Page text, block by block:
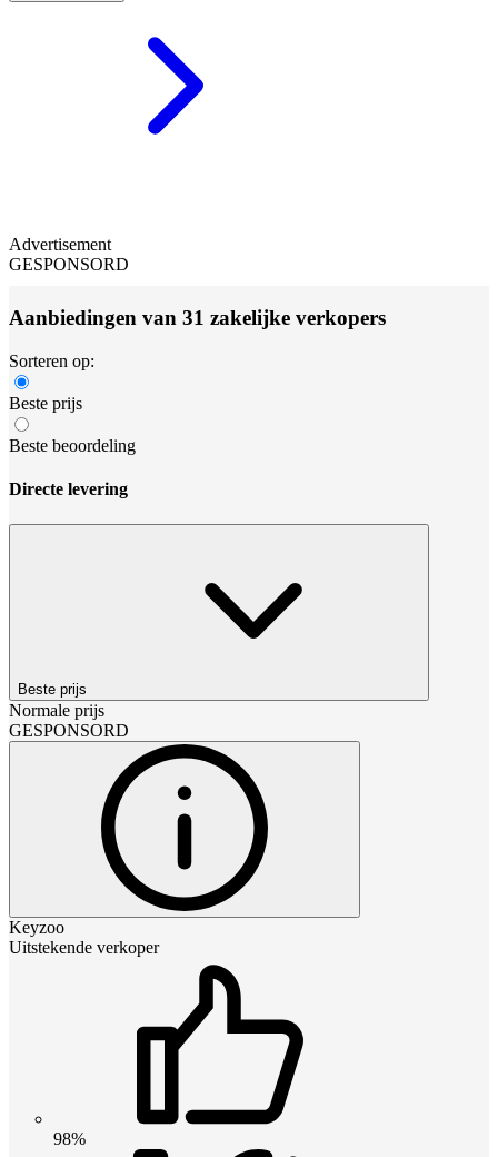
Advertisement
GESPONSORD
Aanbiedingen van 31 zakelijke verkopers
Sorteren op:
Beste prijs
Beste beoordeling
Directe levering
Beste prijs
Normale prijs
GESPONSORD
Keyzoo
Uitstekende verkoper
98%